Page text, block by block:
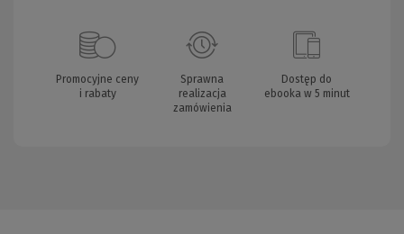
Promocyjne ceny
i rabaty
Sprawna
realizacja
zamówienia
Dostęp do
ebooka w 5 minut